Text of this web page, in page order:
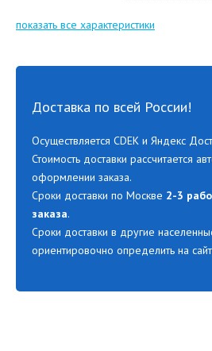
показать все характеристики
Доставка по всей России!
Осуществляется CDEK и Яндекс
Стоимость доставки рассчитается
оформлении заказа.
Сроки доставки по Москве 2-3
заказа.
Сроки доставки в другие
ориентировочно определить на